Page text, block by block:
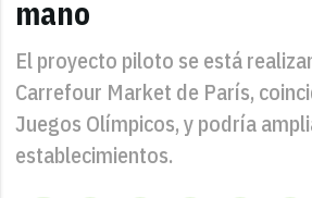
mano
El proyecto piloto se está
Carrefour Market de París,
Juegos Olímpicos, y podría
establecimientos.